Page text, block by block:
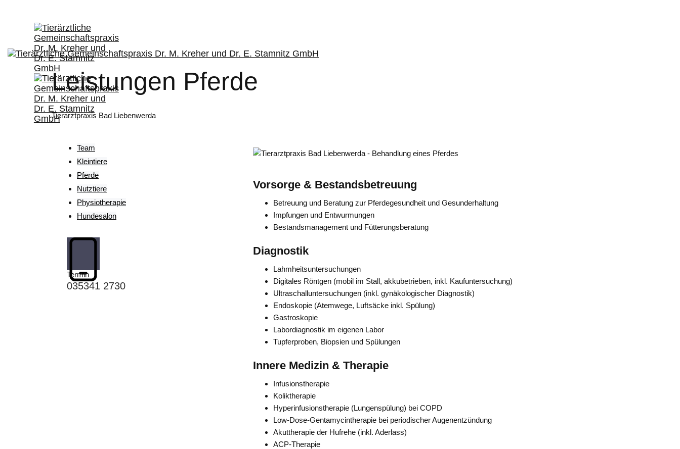
Leistungen Pferde
Tierarztpraxis Bad Liebenwerda
Team
Kleintiere
Pferde
Nutztiere
Physiotherapie
Hundesalon
Termin
035341 2730
Vorsorge & Bestandsbetreuung
Betreuung und Beratung zur Pferdegesundheit und Gesunderhaltung
Impfungen und Entwurmungen
Bestandsmanagement und Fütterungsberatung
Diagnostik
Lahmheitsuntersuchungen
Digitales Röntgen (mobil im Stall, akkubetrieben, inkl. Kaufuntersuchung)
Ultraschalluntersuchungen (inkl. gynäkologischer Diagnostik)
Endoskopie (Atemwege, Luftsäcke inkl. Spülung)
Gastroskopie
Labordiagnostik im eigenen Labor
Tupferproben, Biopsien und Spülungen
Innere Medizin & Therapie
Infusionstherapie
Koliktherapie
Hyperinfusionstherapie (Lungenspülung) bei COPD
Low-Dose-Gentamycintherapie bei periodischer Augenentzündung
Akuttherapie der Hufrehe (inkl. Aderlass)
ACP-Therapie